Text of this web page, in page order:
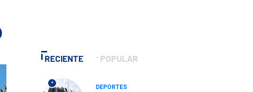
RECIENTE POPULAR
*
DEPORTES